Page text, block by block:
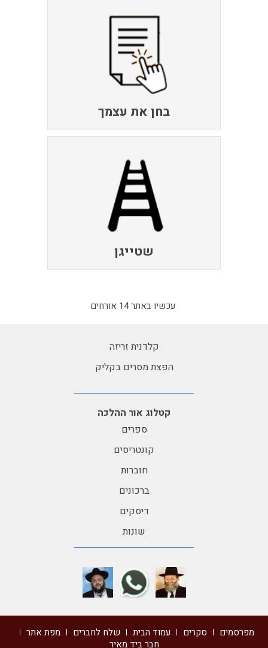
בחן את עצמך
שטייגן
עכשיו באתר 14 אורחים
קלדנית זריזה
הפצת מסרים בקליק
קטלוג אור ההלכה
ספרים
קונטריסים
חוברות
ברכונים
דיסקים
שונות
מפרסמים סקרים עמוד הבית שלח לחברים
מפת אתר
חבר ביד מאיר